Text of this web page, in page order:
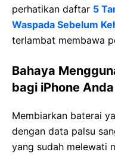
perhatikan daftar 5
Waspada Sebelum
terlambat membawa
Bahaya
bagi iPhone Anda
Membiarkan baterai
dengan data palsu
yang sudah melewati